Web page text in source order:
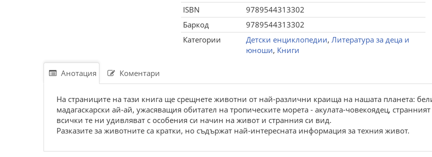
ISBN
9789544313302
Баркод
9789544313302
Категории
Детски енциклопедии, Литература за деца и
юноши, Книги
Анотация Коментари
На страниците на тази книга ще срещнете животни от най-различни краища на нашата планета:
мадагаскарски ай-ай, ужасяващия обитател на тропическите морета - акулата-човекоядец,
всички те ни удивляват с особения си начин на живот и странния си вид.
Разказите за животните са кратки, но съдържат най-интересната информация за техния живот.